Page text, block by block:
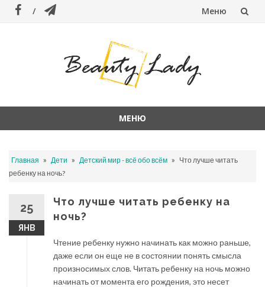
Меню
МЕНЮ
содержанию
Главная » Дети » Детский мир - всё обо всём » Что лучше читать
ребенку на ночь?
25
ЯНВ
Что лучше читать ребенку на
ночь?
Чтение ребенку нужно начинать как можно раньше,
даже если он еще не в состоянии понять смысла
произносимых слов. Читать ребенку на ночь можно
начинать от момента его рождения, это несет